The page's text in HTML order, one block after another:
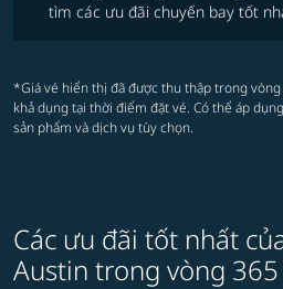
tìm các ưu đãi chuyến bay tốt
*Giá vé hiển thị đã được thu thập trong
khả dụng tại thời điểm đặt vé. Có thể áp
sản phẩm và dịch vụ tùy chọn.
Các ưu đãi tốt nhất
Austin trong vòng